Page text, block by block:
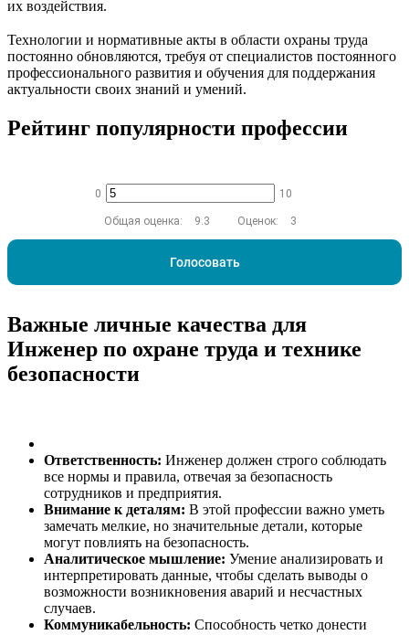
их воздействия.
Технологии и нормативные акты в области охраны труда
постоянно обновляются, требуя от специалистов постоянного
профессионального развития и обучения для поддержания
актуальности своих знаний и умений.
Рейтинг популярности профессии
0 10
Общая оценка: 9.3 Оценок: 3
Голосовать
Важные личные качества для
Инженер по охране труда и технике
безопасности
Ответственность: Инженер должен строго соблюдать
все нормы и правила, отвечая за безопасность
сотрудников и предприятия.
Внимание к деталям: В этой профессии важно уметь
замечать мелкие, но значительные детали, которые
могут повлиять на безопасность.
Аналитическое мышление: Умение анализировать и
интерпретировать данные, чтобы сделать выводы о
возможности возникновения аварий и несчастных
случаев.
Коммуникабельность: Способность четко донести